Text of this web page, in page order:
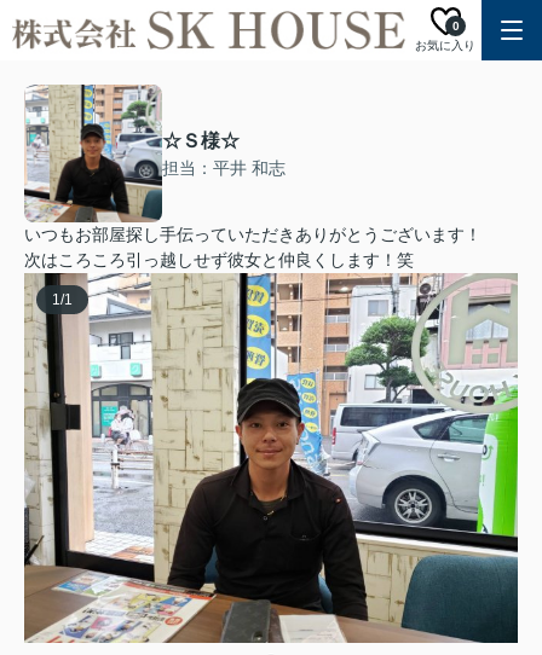
お気に入り
0
☆Ｓ様☆
担当：平井 和志
いつもお部屋探し手伝っていただきありがとうございます！
次はころころ引っ越しせず彼女と仲良くします！笑
1/1